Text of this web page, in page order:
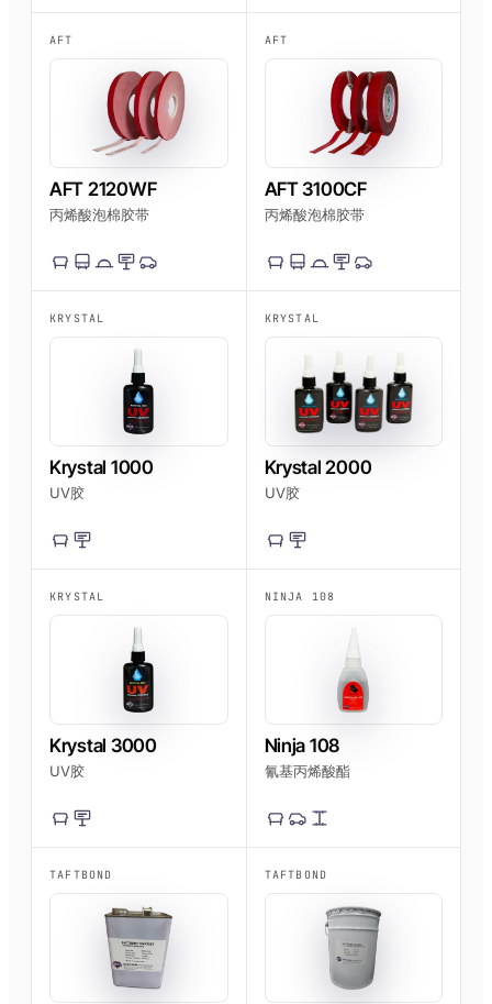
AFT
AFT 2120WF
丙烯酸泡棉胶带
AFT
AFT 3100CF
丙烯酸泡棉胶带
KRYSTAL
Krystal 1000
UV胶
KRYSTAL
Krystal 2000
UV胶
KRYSTAL
Krystal 3000
UV胶
NINJA 108
Ninja 108
氰基丙烯酸酯
TAFTBOND TAFTBOND